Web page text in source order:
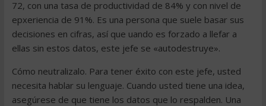
72, con una tasa de productividad de 84% y con nivel de
epxeriencia de 91%. Es una persona que suele basar sus
decisiones en cifras, así que uando es forzado a llefar a
ellas sin estos datos, este jefe se «autodestruye».
Cómo neutralizalo. Para tener éxito con este jefe, usted
necesita hablar su lenguaje. Cuando usted tiene una idea,
asegúrese de que tiene los datos que lo respalden. Una